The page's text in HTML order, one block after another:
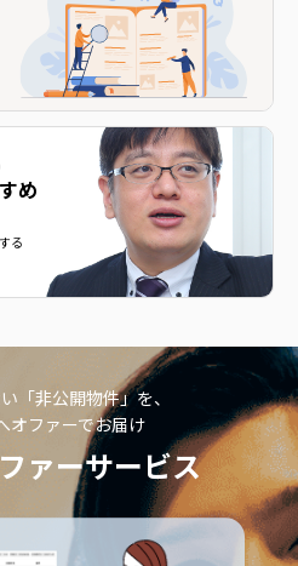
め
る
「非公開物件」を、
オファーでお届け
ァーサービス